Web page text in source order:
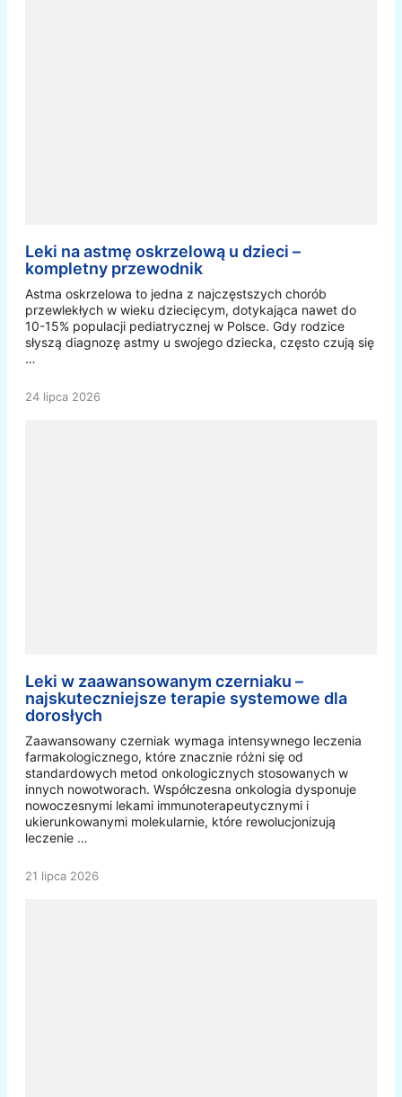
Leki na astmę oskrzelową u dzieci –
kompletny przewodnik
Astma oskrzelowa to jedna z najczęstszych chorób
przewlekłych w wieku dziecięcym, dotykająca nawet do
10-15% populacji pediatrycznej w Polsce. Gdy rodzice
słyszą diagnozę astmy u swojego dziecka, często czują się
…
24 lipca 2026
Leki w zaawansowanym czerniaku –
najskuteczniejsze terapie systemowe dla
dorosłych
Zaawansowany czerniak wymaga intensywnego leczenia
farmakologicznego, które znacznie różni się od
standardowych metod onkologicznych stosowanych w
innych nowotworach. Współczesna onkologia dysponuje
nowoczesnymi lekami immunoterapeutycznymi i
ukierunkowanymi molekularnie, które rewolucjonizują
leczenie …
21 lipca 2026